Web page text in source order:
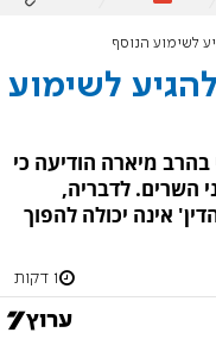
לשימוע הנוסף
לשימוע
מיארה הודיעה כי
השרים. לדבריה,
אינה יכולה להפוך
1 דקות